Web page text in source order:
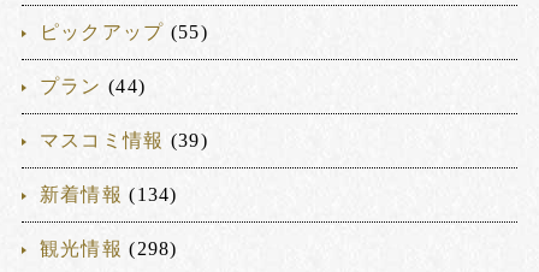
ピックアップ (55)
プラン (44)
マスコミ情報 (39)
新着情報 (134)
観光情報 (298)